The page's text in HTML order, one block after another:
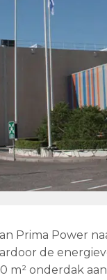
Prima Power
de
m² onderdak